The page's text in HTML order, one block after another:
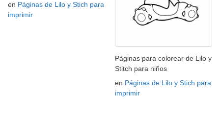
en Páginas de Lilo y Stich para
imprimir
Páginas para colorear de Lilo y
Stitch para niños
en Páginas de Lilo y Stich para
imprimir